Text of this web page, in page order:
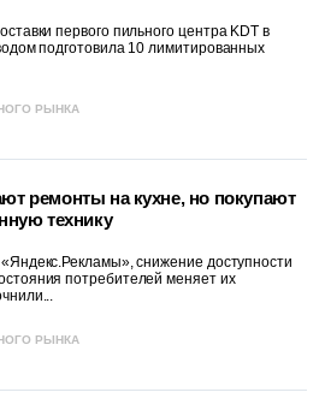
первого пильного центра KDT в
подготовила 10 лимитированных
РЫНКА
ремонты на кухне, но покупают
технику
снижение доступности
потребителей меняет их
РЫНКА